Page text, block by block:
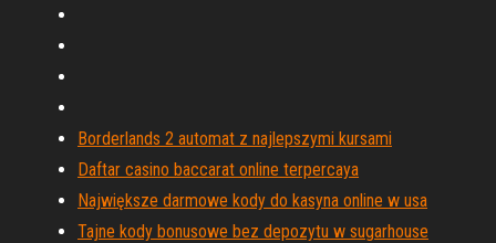
Borderlands 2 automat z najlepszymi kursami
Daftar casino baccarat online terpercaya
Największe darmowe kody do kasyna online w usa
Tajne kody bonusowe bez depozytu w sugarhouse